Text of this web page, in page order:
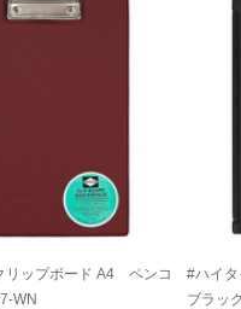
リップボード A4 ペンコ
WN
#ハイ
ブラッ